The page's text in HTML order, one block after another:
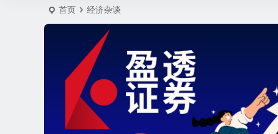
首页 经济杂谈